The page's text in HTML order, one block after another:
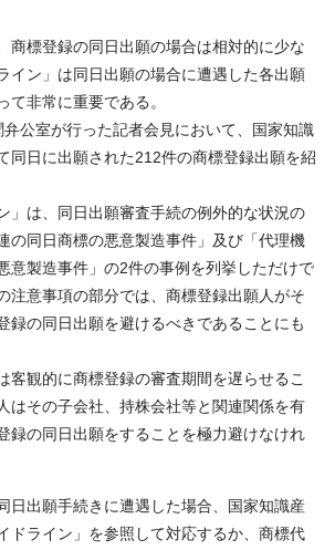
商標登録の同日出願の場合は相対的に少な
イン」は同日出願の場合に遭遇した各出願
て非常に重要である。
公室が行った記者会見において、国家知識
同日に出願された212件の商標登録出願を紹
」は、同日出願審査手続の例外的な状況の
の同日商標の悪意製造事件」及び「代理機
意製造事件」の2件の事例を列挙しただけで
注意事項の部分では、商標登録出願人がそ
録の同日出願を避けるべきであることにも
客観的に商標登録の審査期間を遅らせるこ
はその子会社、持株会社等と関連関係を有
録の同日出願をすることを極力避けなけれ
日出願手続きに遭遇した場合、国家知識産
ドライン」を参照して対応するか、商標代